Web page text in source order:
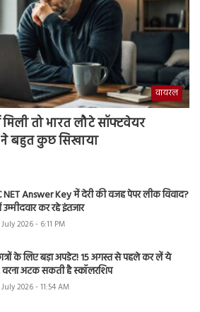
वायरल
तो भारत लौटे सॉफ्टवेयर
ने बहुत कुछ सिखाया
NET Answer Key में देरी की वजह पेपर लीक विवाद?
कर रहे इंतजार
2026 - 6:11 PM
के लिए बड़ा अपडेट! 15 अगस्त से पहले कर लें ये
अटक सकती है स्कॉलरशिप
2026 - 11:54 AM